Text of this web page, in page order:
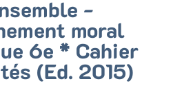
-
moral
6e * Cahier
(Ed. 2015)